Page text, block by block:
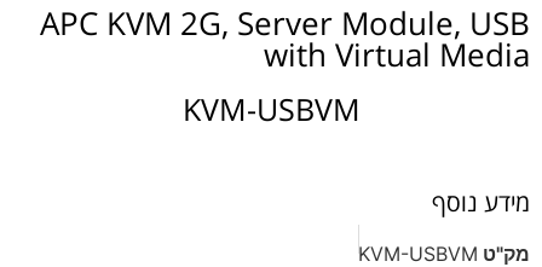
APC KVM 2G, Server Module, USB
with Virtual Media
KVM-USBVM
מידע נוסף
מק"ט KVM-USBVM